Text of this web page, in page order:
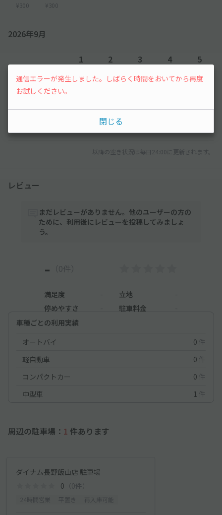
¥300 ¥300
2026年9月
1
¥300
2
¥300
3
¥300
4
¥300
5
¥300
先行予約
以降の空き状況は毎日24:00に更新されます。
レビュー
まだレビューがありません。他のユーザーの方の
ために、利用後にレビューを投稿してみましょ
う。
- （0件）
満足度 立地
停めやすさ
駐車料金
車種ごとの利用実績
オートバイ
0 件
軽自動車
0 件
コンパクトカー
0 件
中型車
1 件
周辺の駐車場： 1 件あります
ダイナム長野飯山店 駐車場
0 （0件）
通信エラーが発生しました。しばらく時間をおいてから再度
お試しください。
閉じる